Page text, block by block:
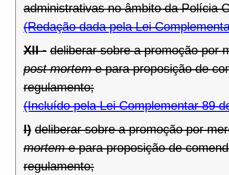
administrativas no âmbito da Polícia
(Redação dada pela Lei
XII - deliberar sobre a promoção por
post morteme para proposição de
regulamento;
(Incluído pela Lei Complementar 89
l) deliberar sobre a promoção por
morteme para proposição de
regulamento;